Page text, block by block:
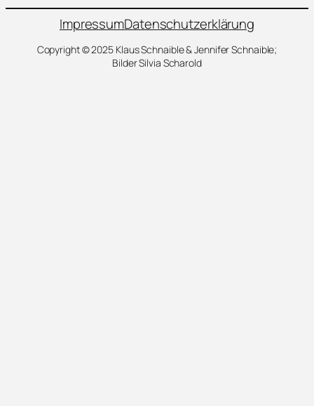
ImpressumDatenschutzerklärung
Copyright © 2025 Klaus Schnaible & Jennifer Schnaible;
Bilder Silvia Scharold